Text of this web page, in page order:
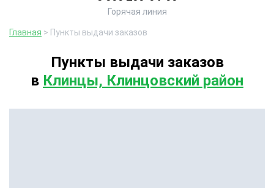
Горячая линия
Главная > Пункты выдачи заказов
Пункты выдачи заказов
в Клинцы, Клинцовский район